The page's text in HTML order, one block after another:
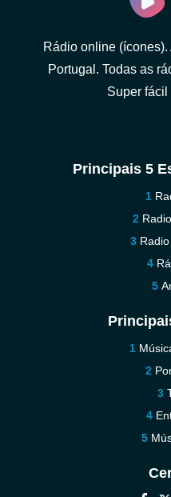
Rádio online
Portugal. Todas as
Super fácil
Principais 5